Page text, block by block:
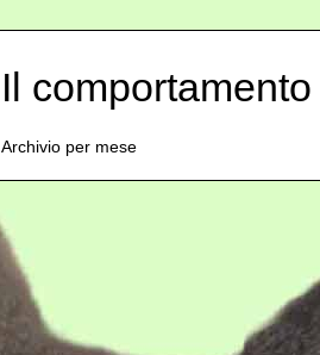
Il
Archivio per mese